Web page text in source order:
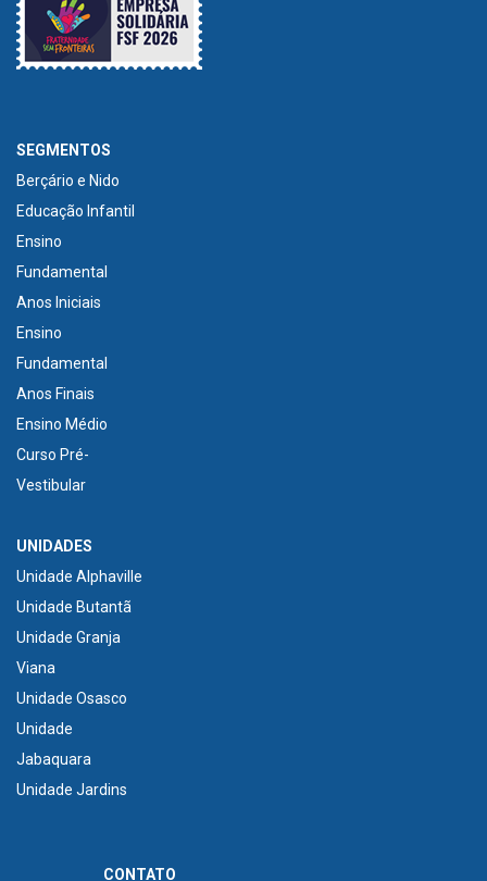
SEGMENTOS
Berçário e Nido
Educação Infantil
Ensino
Fundamental
Anos Iniciais
Ensino
Fundamental
Anos Finais
Ensino Médio
Curso Pré-
Vestibular
UNIDADES
Unidade Alphaville
Unidade Butantã
Unidade Granja
Viana
Unidade Osasco
Unidade
Jabaquara
Unidade Jardins
CONTATO